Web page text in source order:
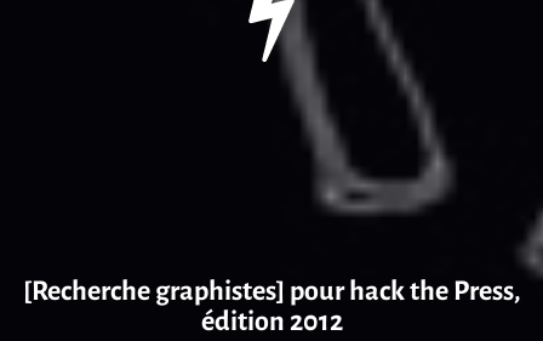
[Recherche graphistes] pour hack the Press,
édition 2012